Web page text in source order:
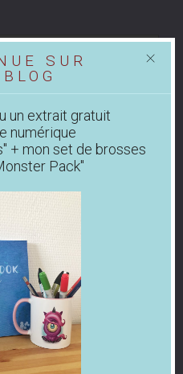
vide.
SUR
un extrait gratuit
numérique
+ mon set de brosses
Pack"